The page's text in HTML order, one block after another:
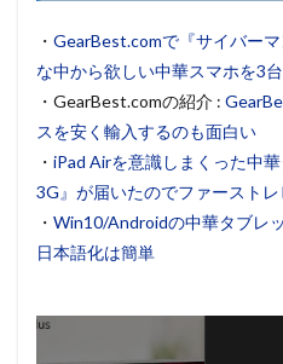
・ GearBest.comで『サイバー
な中から欲しい中華スマホを3
・GearBest.comの紹介 :
スを安く輸入するのも面白い
・ iPad Airを意識しまくった中
3G』が届いたのでファーストレ
・ Win10/Androidの中華タブレ
日本語化は簡単